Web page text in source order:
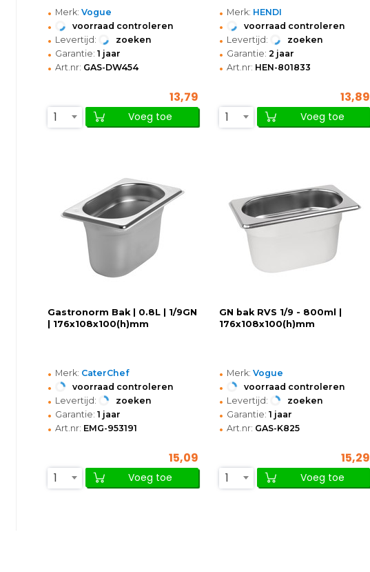
• Merk: Vogue
• voorraad controleren
• Levertijd: zoeken
• Garantie: 1 jaar
• Art.nr: GAS-DW454
13,79
1
Voeg toe
• Merk: HENDI
• voorraad controleren
• Levertijd: zoeken
• Garantie: 2 jaar
• Art.nr: HEN-801833
13,89
1
Voeg toe
Gastronorm Bak | 0.8L | 1/9GN
| 176x108x100(h)mm
• Merk: CaterChef
• voorraad controleren
• Levertijd: zoeken
• Garantie: 1 jaar
• Art.nr: EMG-953191
15,09
1
Voeg toe
GN bak RVS 1/9 - 800ml |
176x108x100(h)mm
• Merk: Vogue
• voorraad controleren
• Levertijd: zoeken
• Garantie: 1 jaar
• Art.nr: GAS-K825
15,29
1
Voeg toe